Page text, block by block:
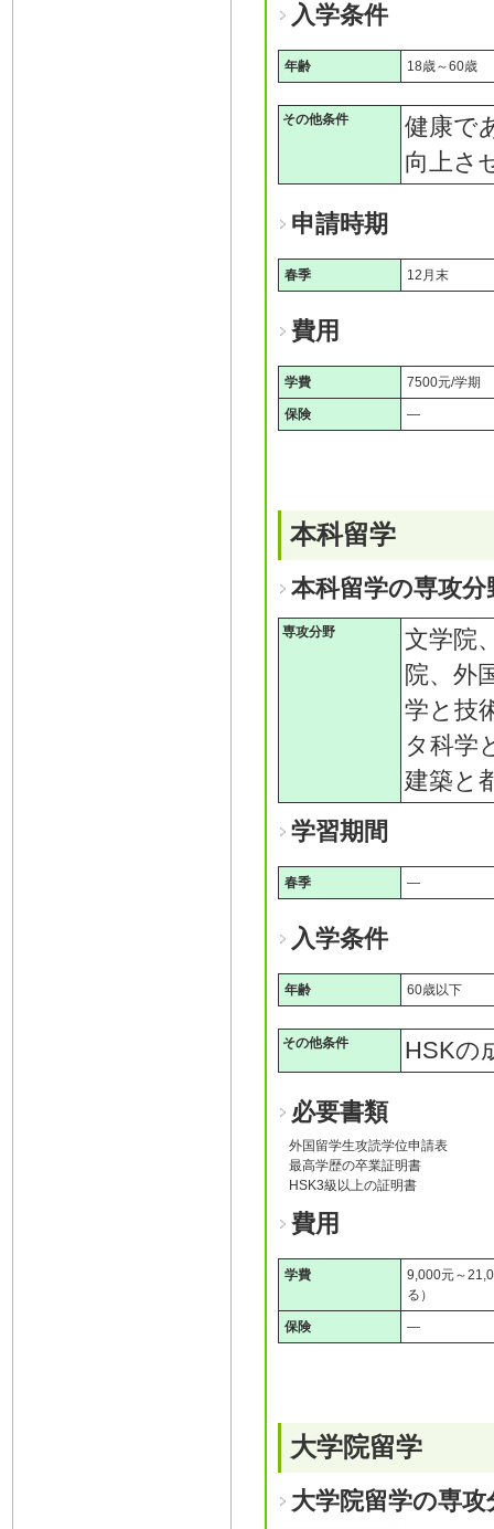
入学条件
年齢 18歳～60歳
その他条件
健康で
向上さ
申請時期
春季 12月末
費用
学費 7500元/学期
保険 ―
本科留学
本科留学の専攻分
専攻分野
文学院
院、外
学と技
タ科学
建築と
学習期間
春季 ―
入学条件
年齢 60歳以下
その他条件 HSKの
必要書類
外国留学生攻読学位申請表
最高学歴の卒業証明書
HSK3級以上の証明書
費用
学費
9,000元～
る）
保険 ―
大学院留学
大学院留学の専攻